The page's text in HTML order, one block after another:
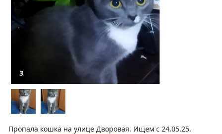
3
Пропала кошка на улице Дворовая. Ищем с 24.05.25.